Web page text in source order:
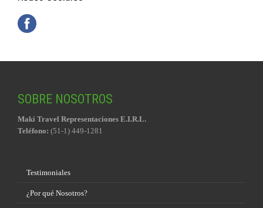
SOBRE NOSOTROS
Maki Travel Representaciones E.I.R.L.
Teléfono: (51-1) 449-1281
Testimoniales
¿Por qué Nosotros?